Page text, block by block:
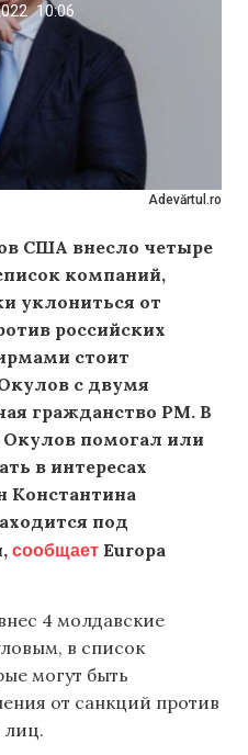
Adevărtul.ro
10:06
США внесло четыре
компаний,
уклониться от
российских
стоит
с двумя
гражданство РМ. В
помогал или
в интересах
Константина
под
сообщает Europa
4 молдавские
в список
могут быть
от санкций против
лиц.